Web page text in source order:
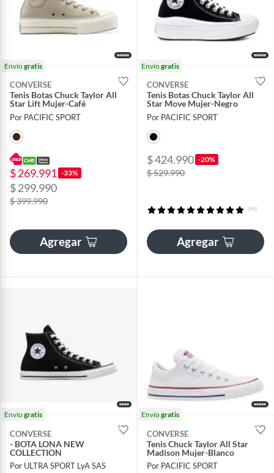
Envíogratis
CONVERSE
Tenis Botas Chuck Taylor All
Star Lift Mujer-Café
Por PACIFIC SPORT
$ 269.991 -33%
$ 299.990
$ 399.990
Agregar
Envíogratis
CONVERSE
Tenis Botas Chuck Taylor All
Star Move Mujer-Negro
Por PACIFIC SPORT
$ 424.990 -20%
$ 529.990
(96)
Agregar
Envíogratis
CONVERSE
- BOTA LONA NEW
COLLECTION
Por ULTRA SPORT LyA SAS
Envíogratis
CONVERSE
Tenis Chuck Taylor All Star
Madison Mujer-Blanco
Por PACIFIC SPORT